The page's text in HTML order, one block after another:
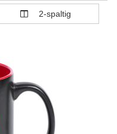
2-spaltig